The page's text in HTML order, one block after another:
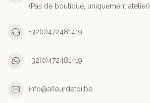
(Pas de boutique, uniquement atelier)
+32(0)472481419
+32(0)472481419
info@afleurdetoi.be